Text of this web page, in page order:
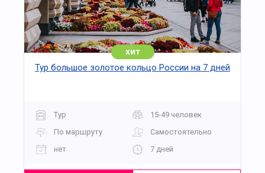
хит
Тур большое золотое кольцо России на 7 дней
Тур
15-49 человек
По маршруту
Самостоятельно
нет
7 дней